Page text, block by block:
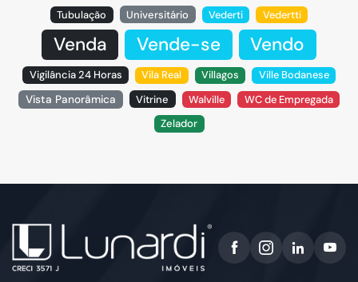
Tubulação
Universitário Vederti Vedertti
Venda Vende-se Vendo
Vigilância 24 Horas Vila Real Villagos Ville Bodanese
Vista Panorâmica Vitrine Walville
WC de Empregada
Zelador